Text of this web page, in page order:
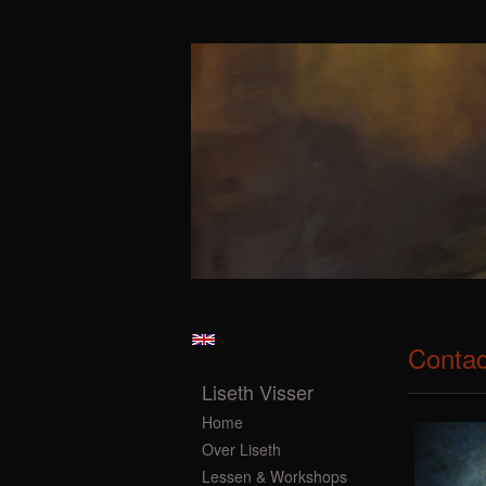
Liseth Visser
Home
Over Liseth
Lessen & Workshops